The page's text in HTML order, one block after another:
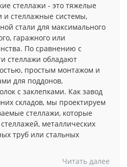
стеллажи - это тяжелые
и стеллажные системы,
стали для максимального
гаражного или
По сравнению с
стеллажи обладают
простым монтажом и
для поддонов,
с заклепками. Как завод
складов, мы проектируем
стеллажи, которые
металлических
труб или стальных
Читать далее